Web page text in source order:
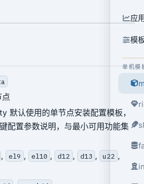
应
模
单机模
默认使用的单节点安装配置模板，
配置参数说明，与最小可用功能集
, el9 , el10 , d12 , d13 , u22 ,